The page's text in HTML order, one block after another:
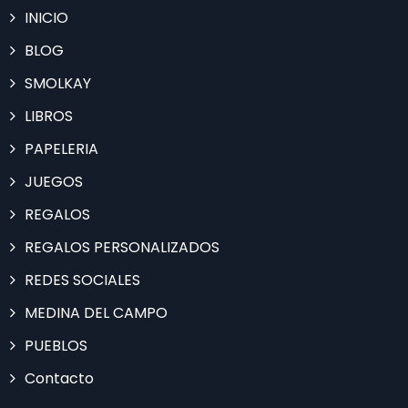
INICIO
BLOG
SMOLKAY
LIBROS
PAPELERIA
JUEGOS
REGALOS
REGALOS PERSONALIZADOS
REDES SOCIALES
MEDINA DEL CAMPO
PUEBLOS
Contacto